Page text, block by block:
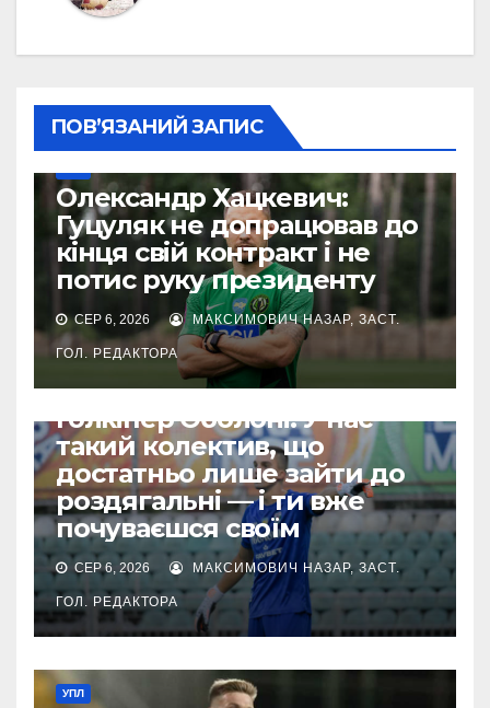
ПОВ’ЯЗАНИЙ ЗАПИС
Олександр Хацкевич:
Гуцуляк не допрацював до
кінця свій контракт і не
потис руку президенту
СЕР 6, 2026 МАКСИМОВИЧ НАЗАР, ЗАСТ.
ГОЛ. РЕДАКТОРА
УПЛ
Голкіпер Оболоні: У нас
такий колектив, що
достатньо лише зайти до
роздягальні — і ти вже
почуваєшся своїм
СЕР 6, 2026 МАКСИМОВИЧ НАЗАР, ЗАСТ.
ГОЛ. РЕДАКТОРА
УПЛ